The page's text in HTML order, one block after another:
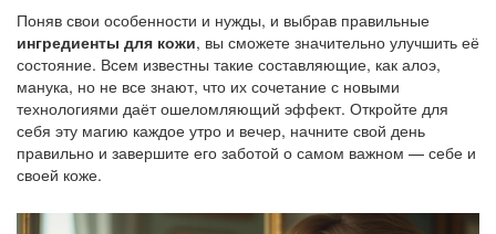
Поняв свои особенности и нужды, и выбрав правильные
ингредиенты для кожи, вы сможете значительно улучшить её
состояние. Всем известны такие составляющие, как алоэ,
манука, но не все знают, что их сочетание с новыми
технологиями даёт ошеломляющий эффект. Откройте для
себя эту магию каждое утро и вечер, начните свой день
правильно и завершите его заботой о самом важном — себе и
своей коже.